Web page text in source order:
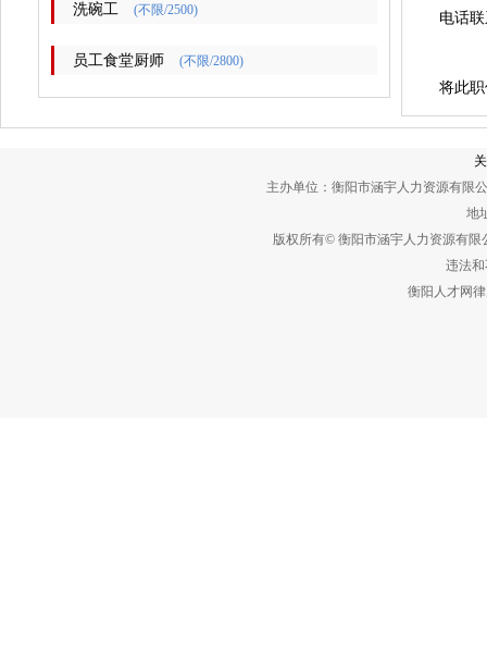
洗碗工 (不限/2500)
员工食堂厨师 (不限/2800)
电话
将此
主办单位：衡阳市涵宇人力资源有限
地
版权所有© 衡阳市涵宇人力资源有
违法和
衡阳人才网